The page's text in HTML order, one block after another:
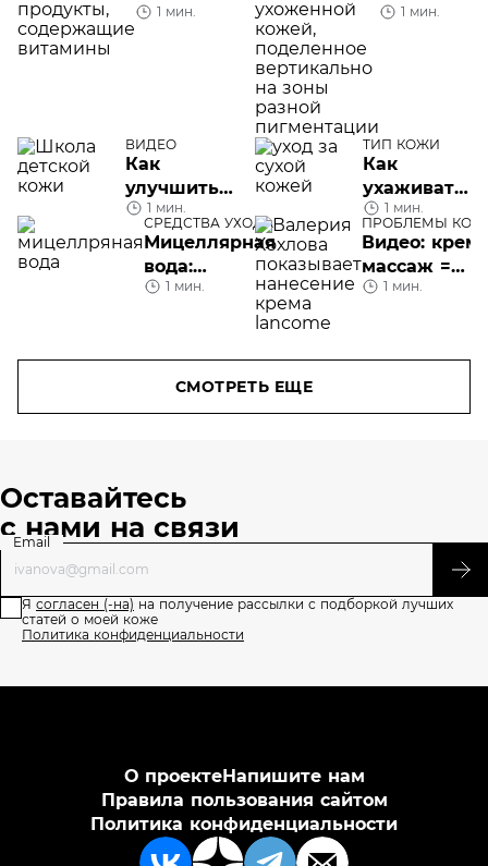
для кожи
1 мин. 1 мин.
ВИДЕО
Как
улучшить
сон
ребенка?
1 мин.
ТИП КОЖИ
Как
ухаживать
за сухой
кожей:
советы
блогера
1 мин.
СРЕДСТВА УХОДА
Мицеллярная
вода:
лайфхаки
1 мин.
ПРОБЛЕМЫ
ЛИЦА
Видео: крем
массаж =
экспертная
ухода
1 мин.
СМОТРЕТЬ ЕЩЕ
Оставайтесь
с нами на связи
Email
Я согласен (-на) на получение рассылки с подборкой лучших
статей о моей коже
Политика конфиденциальности
О проектеНапишите нам
Правила пользования сайтом
Политика конфиденциальности